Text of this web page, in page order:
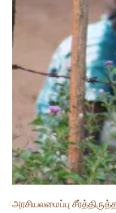
அரசியலமைப்பு